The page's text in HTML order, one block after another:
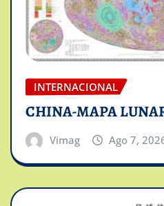
INTERNACIONAL
CHINA-MAPA
Vimag Ago 7,